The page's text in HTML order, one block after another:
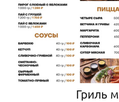
Гриль